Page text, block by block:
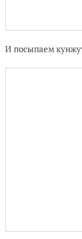
закручиваем, края
смазанный